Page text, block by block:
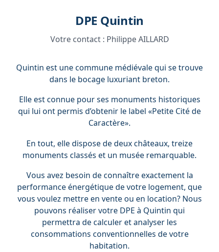
DPE Quintin
Votre contact : Philippe AILLARD
Quintin est une commune médiévale qui se trouve
dans le bocage luxuriant breton.
Elle est connue pour ses monuments historiques
qui lui ont permis d’obtenir le label «Petite Cité de
Caractère».
En tout, elle dispose de deux châteaux, treize
monuments classés et un musée remarquable.
Vous avez besoin de connaître exactement la
performance énergétique de votre logement, que
vous voulez mettre en vente ou en location? Nous
pouvons réaliser votre DPE à Quintin qui
permettra de calculer et analyser les
consommations conventionnelles de votre
habitation.